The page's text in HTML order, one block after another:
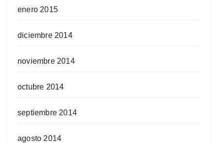
enero 2015
diciembre 2014
noviembre 2014
octubre 2014
septiembre 2014
agosto 2014